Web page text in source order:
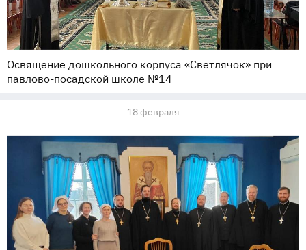
Освящение дошкольного корпуса «Светлячок» при
павлово-посадской школе №14
18 февраля